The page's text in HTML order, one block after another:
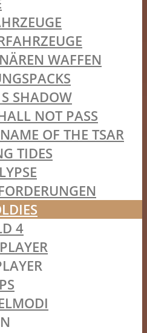
WAFFEN
SHADOW
NOT PASS
OF THE TSAR
TIDES
4